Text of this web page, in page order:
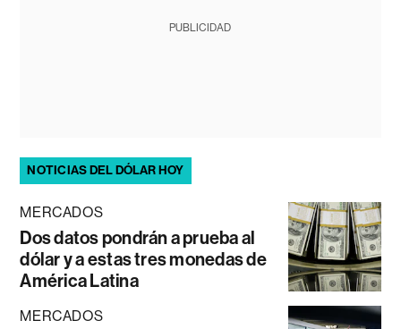
PUBLICIDAD
NOTICIAS DEL DÓLAR HOY
MERCADOS
Dos datos pondrán a prueba al
dólar y a estas tres monedas de
América Latina
MERCADOS